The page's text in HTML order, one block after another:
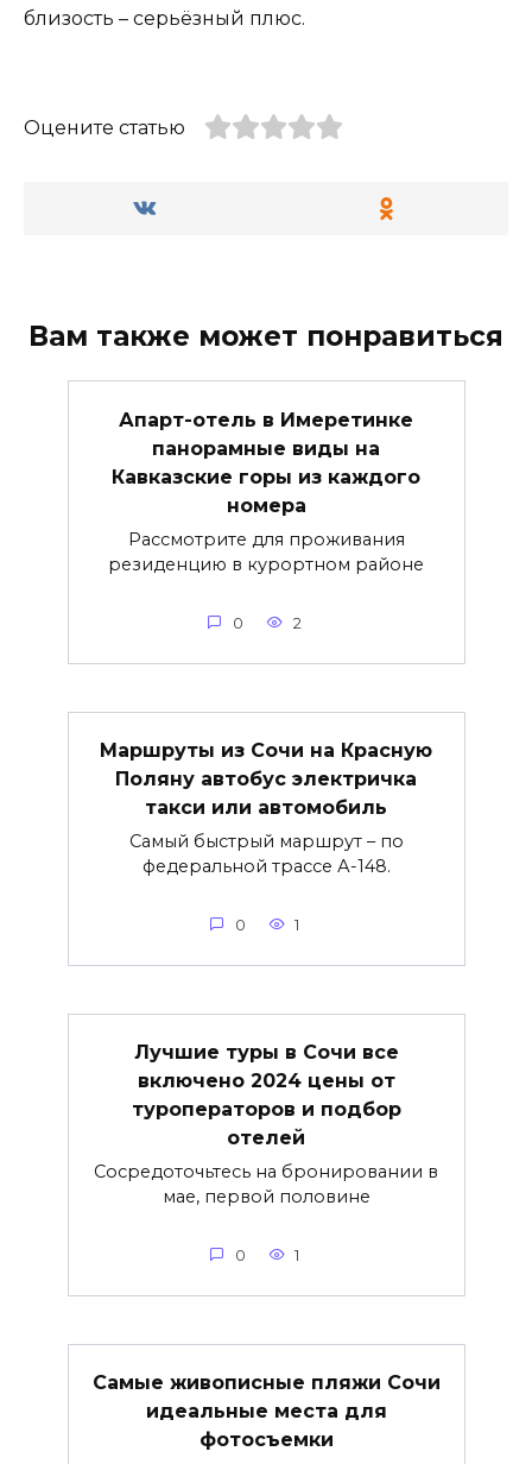
близость – серьёзный плюс.
Оцените статью
Вам также может понравиться
Апарт-отель в Имеретинке
панорамные виды на
Кавказские горы из каждого
номера
Рассмотрите для проживания
резиденцию в курортном районе
0 2
Маршруты из Сочи на Красную
Поляну автобус электричка
такси или автомобиль
Самый быстрый маршрут – по
федеральной трассе А-148.
0 1
Лучшие туры в Сочи все
включено 2024 цены от
туроператоров и подбор
отелей
Сосредоточьтесь на бронировании в
мае, первой половине
0 1
Самые живописные пляжи Сочи
идеальные места для
фотосъемки